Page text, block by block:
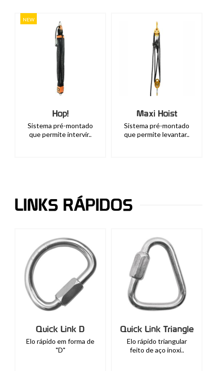
NEW
Hop!
Sistema pré-montado
que permite intervir..
Maxi Hoist
Sistema pré-montado
que permite levantar..
LINKS RÁPIDOS
Quick Link D
Elo rápido em forma de
"D"
Quick Link Triangle
Elo rápido triangular
feito de aço inoxi..